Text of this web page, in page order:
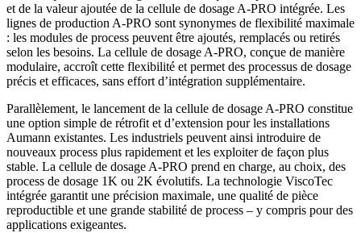
et de la valeur ajoutée de la cellule de dosage A‑PRO intégrée. Les
lignes de production A‑PRO sont synonymes de flexibilité maximale
: les modules de process peuvent être ajoutés, remplacés ou retirés
selon les besoins. La cellule de dosage A‑PRO, conçue de manière
modulaire, accroît cette flexibilité et permet des processus de dosage
précis et efficaces, sans effort d’intégration supplémentaire.
Parallèlement, le lancement de la cellule de dosage A‑PRO constitue
une option simple de rétrofit et d’extension pour les installations
Aumann existantes. Les industriels peuvent ainsi introduire de
nouveaux process plus rapidement et les exploiter de façon plus
stable. La cellule de dosage A‑PRO prend en charge, au choix, des
process de dosage 1K ou 2K évolutifs. La technologie ViscoTec
intégrée garantit une précision maximale, une qualité de pièce
reproductible et une grande stabilité de process – y compris pour des
applications exigeantes.